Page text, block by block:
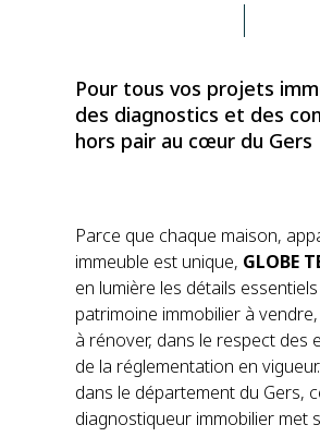
Pour tous vos projets
des diagnostics et des
hors pair au cœur du Gers
Parce que chaque maison,
immeuble est unique, GLOBE
en lumière les détails
patrimoine immobilier à
à rénover, dans le respect des
de la réglementation en
dans le département du Gers,
diagnostiqueur immobilier met